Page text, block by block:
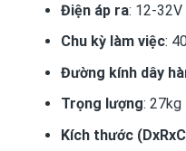
Điện áp ra: 12-32V
Chu kỳ làm việc:
Đường kính dây
Trọng lượng: 27kg
Kích thước